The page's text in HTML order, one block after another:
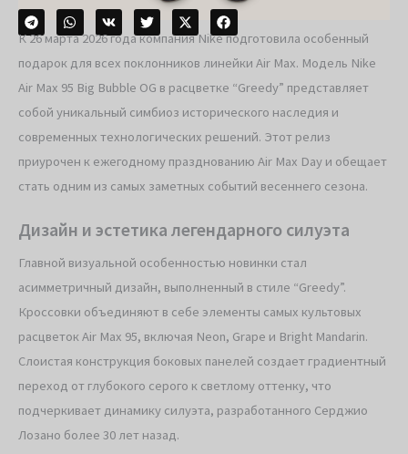
К 26 марта 2026 года компания Nike подготовила особенный
подарок для всех поклонников линейки Air Max. Модель Nike
Air Max 95 Big Bubble OG в расцветке “Greedy” представляет
собой уникальный симбиоз исторического наследия и
современных технологических решений. Этот релиз
приурочен к ежегодному празднованию Air Max Day и обещает
стать одним из самых заметных событий весеннего сезона.
Дизайн и эстетика легендарного силуэта
Главной визуальной особенностью новинки стал
асимметричный дизайн, выполненный в стиле “Greedy”.
Кроссовки объединяют в себе элементы самых культовых
расцветок Air Max 95, включая Neon, Grape и Bright Mandarin.
Слоистая конструкция боковых панелей создает градиентный
переход от глубокого серого к светлому оттенку, что
подчеркивает динамику силуэта, разработанного Серджио
Лозано более 30 лет назад.